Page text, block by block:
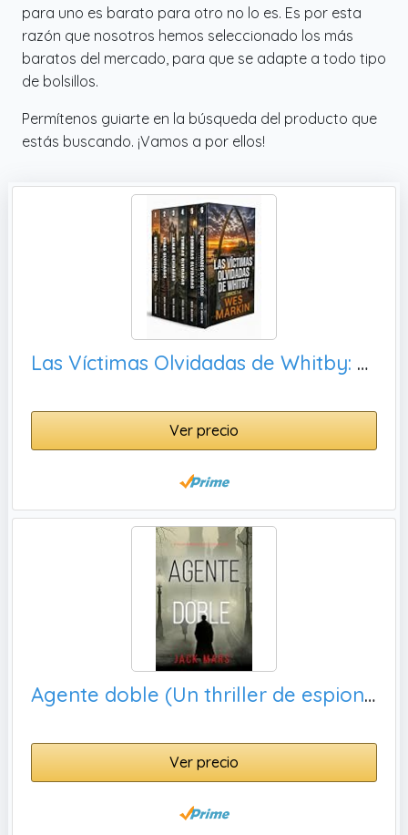
para uno es barato para otro no lo es. Es por esta
razón que nosotros hemos seleccionado los más
baratos del mercado, para que se adapte a todo tipo
de bolsillos.
Permítenos guiarte en la búsqueda del producto que
estás buscando. ¡Vamos a por ellos!
Las Víctimas Olvidadas de Whitby: Libros 1-6 (Pack thriller policiaco) (Wes Markin pack thriller policiaco nº 3)
Ver precio
Agente doble (Un thriller de espionaje histórico de Tyler Wolf - Libro 1)
Ver precio